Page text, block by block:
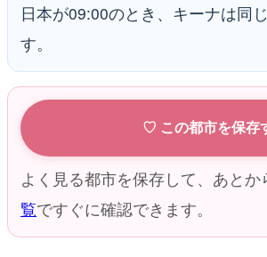
日本が09:00のとき、キーナは同
す。
♡ この都市を保存
よく見る都市を保存して、あとか
覧ですぐに確認できます。